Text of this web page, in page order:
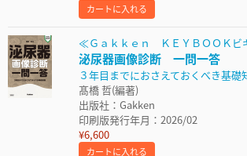
カートに入れる
≪Ｇａｋｋｅｎ ＫＥＹＢＯＯＫビ
泌尿器画像診断 一問一答
３年目までにおさえておくべき基礎
髙橋 哲(編著)
出版社：Gakken
印刷版発行年月：2026/02
¥6,600
カートに入れる